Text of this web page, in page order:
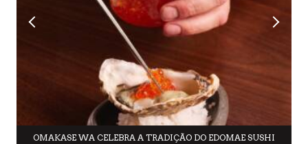
OMAKASE WA CELEBRA A TRADIÇÃO DO EDOMAE SUSHI